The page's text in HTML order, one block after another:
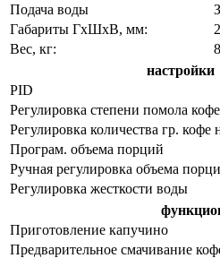
Подача воды
Габариты ГхШхВ, мм:
Вес, кг:
настройки
PID
Регулировка степени помола кофе
Регулировка количества гр. кофе
Програм. объема порций
Ручная регулировка объема
Регулировка жесткости воды
Приготовление капучино
Предварительное смачивание